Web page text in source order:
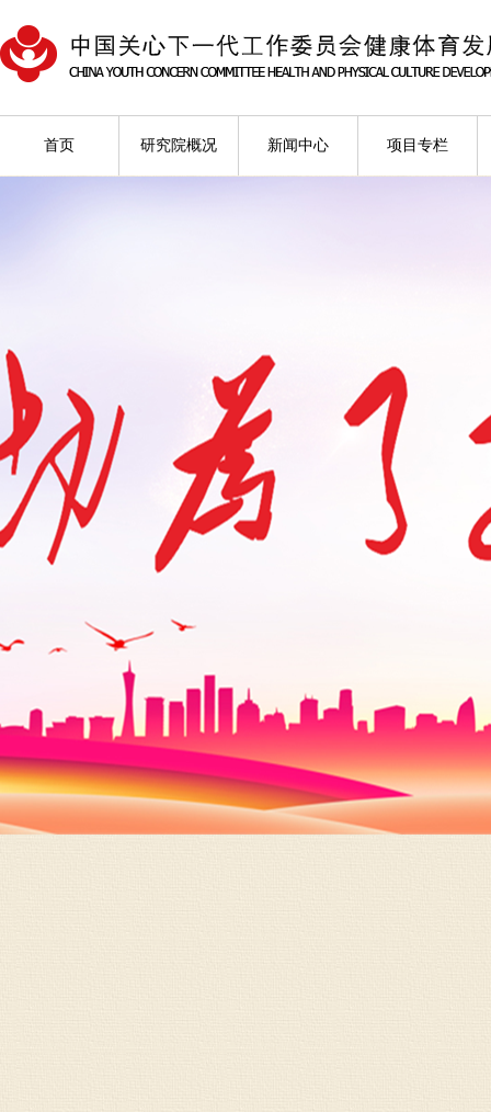
首页 研究院概况 新闻中心 项目专栏